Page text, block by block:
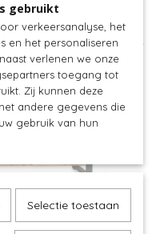
meubels
gebruikt
verkeersanalyse, het
en het personaliseren
verlenen we onze
toegang tot
Zij kunnen deze
andere gegevens die
gebruik van hun
Selectie toestaan